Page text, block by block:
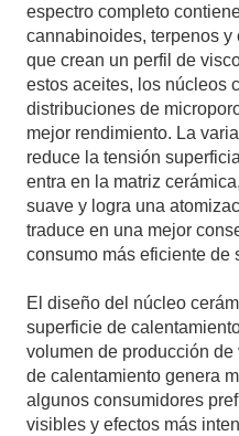
espectro completo
cannabinoides, terpenos
que crean un perfil de
estos aceites, los núcleos
distribuciones de
mejor rendimiento. La
reduce la tensión
entra en la matriz
suave y logra una
traduce en una mejor
consumo más eficiente de
El diseño del núcleo
superficie de
volumen de producción
de calentamiento genera
algunos consumidores
visibles y efectos más